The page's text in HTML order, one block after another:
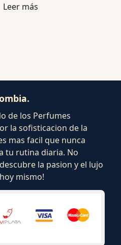
Leer más
de los Perfumes
la sofisticacion de la
mas facil que nunca
tu rutina diaria. No
la pasion y el lujo
mismo!